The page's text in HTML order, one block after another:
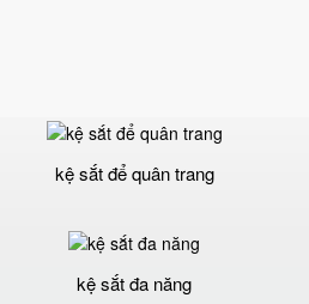
kệ sắt để quân trang
kệ sắt đa năng